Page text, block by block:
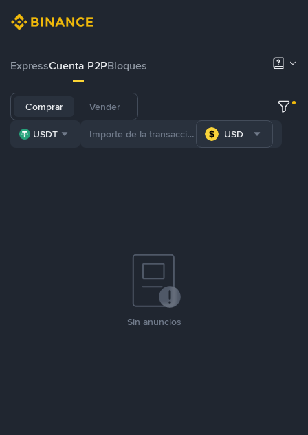
ExpressCuenta P2PBloques
Comprar Vender
USDT USD
Sin anuncios